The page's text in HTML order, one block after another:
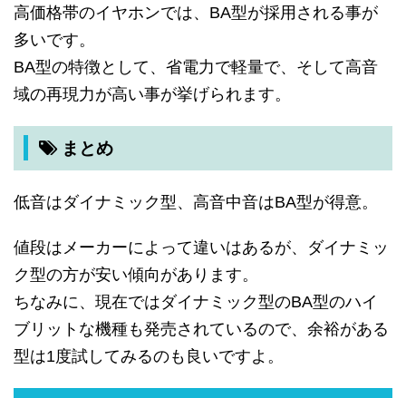
高価格帯のイヤホンでは、BA型が採用される事が
多いです。
BA型の特徴として、省電力で軽量で、そして高音
域の再現力が高い事が挙げられます。
まとめ
低音はダイナミック型、高音中音はBA型が得意。
値段はメーカーによって違いはあるが、ダイナミッ
ク型の方が安い傾向があります。
ちなみに、現在ではダイナミック型のBA型のハイ
ブリットな機種も発売されているので、余裕がある
型は1度試してみるのも良いですよ。